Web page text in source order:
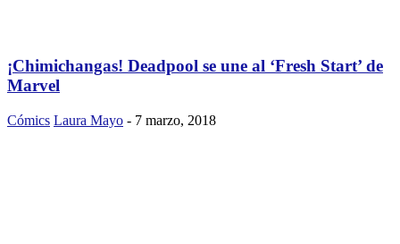
¡Chimichangas! Deadpool se une al ‘Fresh Start’ de
Marvel
Cómics Laura Mayo - 7 marzo, 2018